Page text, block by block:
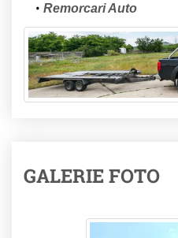
Remorcari Auto
GALERIE FOTO